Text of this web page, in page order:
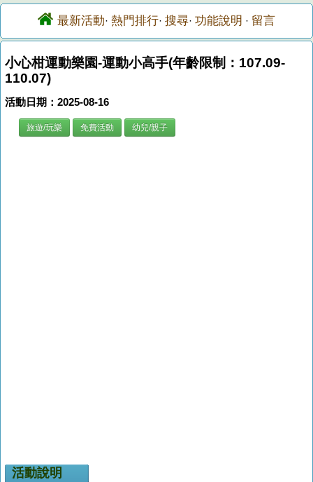
最新活動· 熱門排行· 搜尋· 功能說明 · 留言
小心柑運動樂園-運動小高手(年齡限制：107.09-
110.07)
活動日期：2025-08-16
旅遊/玩樂 免費活動 幼兒/親子
活動說明